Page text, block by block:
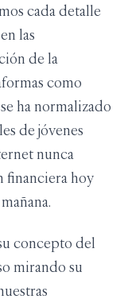
cada detalle
las
de la
como
ha normalizado
de jóvenes
nunca
financiera hoy
concepto del
mirando su